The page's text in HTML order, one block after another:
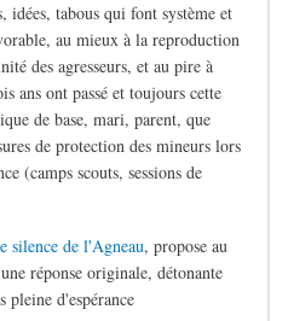
idées, tabous qui font système et
au mieux à la reproduction
des agresseurs, et au pire à
ans ont passé et toujours cette
de base, mari, parent, que
de protection des mineurs lors
(camps scouts, sessions de
silence de l'Agneau, propose au
réponse originale, détonante
pleine d'espérance